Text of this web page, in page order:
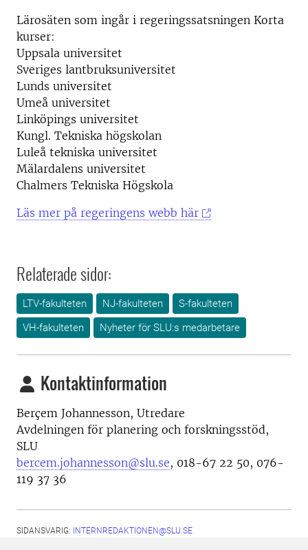
Lärosäten som ingår i regeringssatsningen Korta
kurser:
Uppsala universitet
Sveriges lantbruksuniversitet
Lunds universitet
Umeå universitet
Linköpings universitet
Kungl. Tekniska högskolan
Luleå tekniska universitet
Mälardalens universitet
Chalmers Tekniska Högskola
Läs mer på regeringens webb här
Relaterade sidor:
LTV-fakulteten NJ-fakulteten
S-fakulteten
VH-fakulteten
Nyheter för SLU:s medarbetare
Kontaktinformation
Berçem Johannesson, Utredare
Avdelningen för planering och forskningsstöd,
SLU
bercem.johannesson@slu.se, 018-67 22 50, 076-
119 37 36
SIDANSVARIG: INTERNREDAKTIONEN@SLU.SE